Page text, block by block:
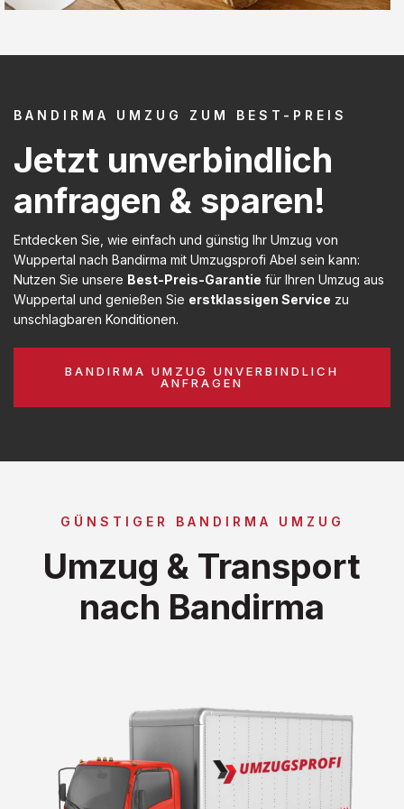
BANDIRMA UMZUG ZUM BEST-PREIS
Jetzt unverbindlich
anfragen & sparen!
Entdecken Sie, wie einfach und günstig Ihr Umzug von
Wuppertal nach Bandirma mit Umzugsprofi Abel sein kann:
Nutzen Sie unsere Best-Preis-Garantie für Ihren Umzug aus
Wuppertal und genießen Sie erstklassigen Service zu
unschlagbaren Konditionen.
BANDIRMA UMZUG UNVERBINDLICH
ANFRAGEN
GÜNSTIGER BANDIRMA UMZUG
Umzug & Transport
nach Bandirma